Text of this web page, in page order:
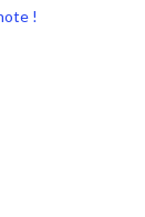
!